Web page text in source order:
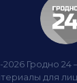
2026 Гродно
для